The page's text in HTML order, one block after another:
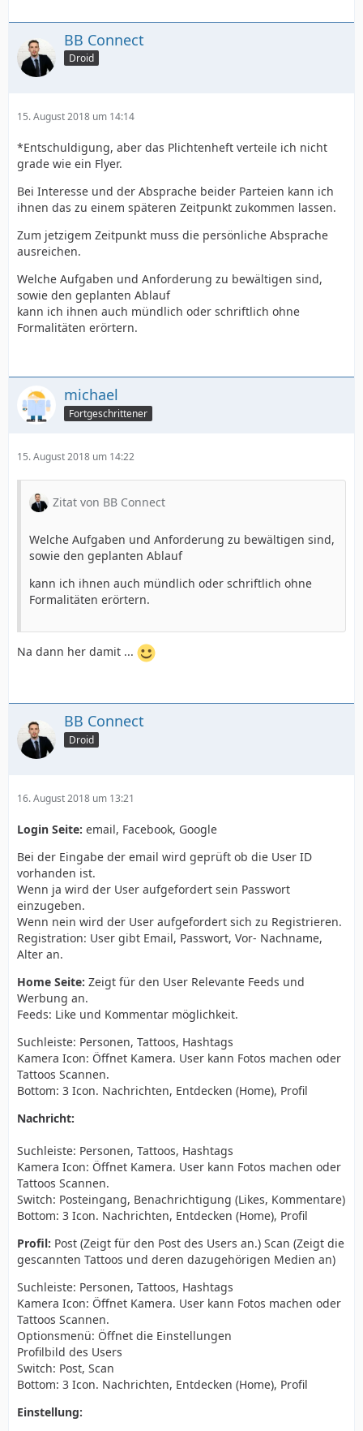
BB Connect
Droid
15. August 2018 um 14:14
*Entschuldigung, aber das Plichtenheft verteile ich nicht
grade wie ein Flyer.
Bei Interesse und der Absprache beider Parteien kann ich
ihnen das zu einem späteren Zeitpunkt zukommen lassen.
Zum jetzigem Zeitpunkt muss die persönliche Absprache
ausreichen.
Welche Aufgaben und Anforderung zu bewältigen sind,
sowie den geplanten Ablauf
kann ich ihnen auch mündlich oder schriftlich ohne
Formalitäten erörtern.
michael
Fortgeschrittener
15. August 2018 um 14:22
Zitat von BB Connect
Welche Aufgaben und Anforderung zu bewältigen sind,
sowie den geplanten Ablauf
kann ich ihnen auch mündlich oder schriftlich ohne
Formalitäten erörtern.
Na dann her damit ...
BB Connect
Droid
16. August 2018 um 13:21
Login Seite: email, Facebook, Google
Bei der Eingabe der email wird geprüft ob die User ID
vorhanden ist.
Wenn ja wird der User aufgefordert sein Passwort
einzugeben.
Wenn nein wird der User aufgefordert sich zu Registrieren.
Registration: User gibt Email, Passwort, Vor- Nachname,
Alter an.
Home Seite: Zeigt für den User Relevante Feeds und
Werbung an.
Feeds: Like und Kommentar möglichkeit.
Suchleiste: Personen, Tattoos, Hashtags
Kamera Icon: Öffnet Kamera. User kann Fotos machen oder
Tattoos Scannen.
Bottom: 3 Icon. Nachrichten, Entdecken (Home), Profil
Nachricht:
Suchleiste: Personen, Tattoos, Hashtags
Kamera Icon: Öffnet Kamera. User kann Fotos machen oder
Tattoos Scannen.
Switch: Posteingang, Benachrichtigung (Likes, Kommentare)
Bottom: 3 Icon. Nachrichten, Entdecken (Home), Profil
Profil: Post (Zeigt für den Post des Users an.) Scan (Zeigt die
gescannten Tattoos und deren dazugehörigen Medien an)
Suchleiste: Personen, Tattoos, Hashtags
Kamera Icon: Öffnet Kamera. User kann Fotos machen oder
Tattoos Scannen.
Optionsmenü: Öffnet die Einstellungen
Profilbild des Users
Switch: Post, Scan
Bottom: 3 Icon. Nachrichten, Entdecken (Home), Profil
Einstellung: